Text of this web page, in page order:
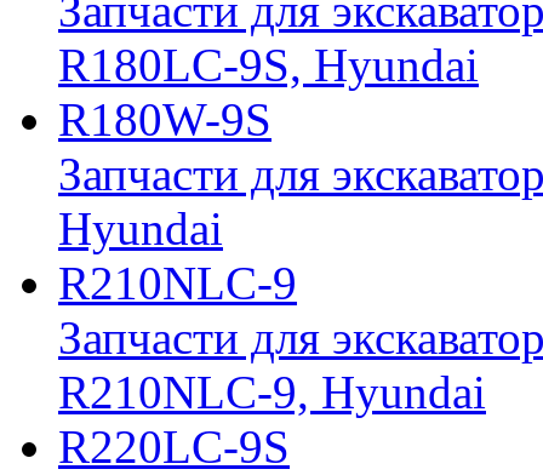
R180LC-9S, Hyundai
R180W-9S
Запчасти для
Hyundai
R210NLC-9
Запчасти для
R210NLC-9, Hyundai
R220LC-9S